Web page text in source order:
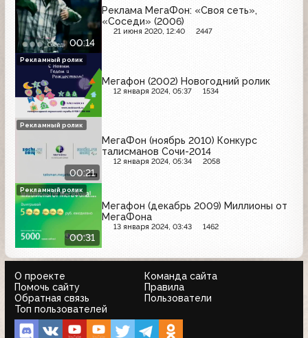
00:14
Реклама МегаФон: «Своя сеть»,
«Соседи» (2006)
21 июня 2020, 12:40 2447
Мегафон (2002) Новогодний ролик
12 января 2024, 05:37 1534
Рекламный ролик
00:21
МегаФон (ноябрь 2010) Конкурс
талисманов Сочи-2014
12 января 2024, 05:34 2058
Рекламный ролик
00:31
Мегафон (декабрь 2009) Миллионы от
МегаФона
13 января 2024, 03:43 1462
Рекламный ролик
О проекте
Команда сайта
Помочь сайту
Правила
Обратная связь
Пользователи
Топ пользователей